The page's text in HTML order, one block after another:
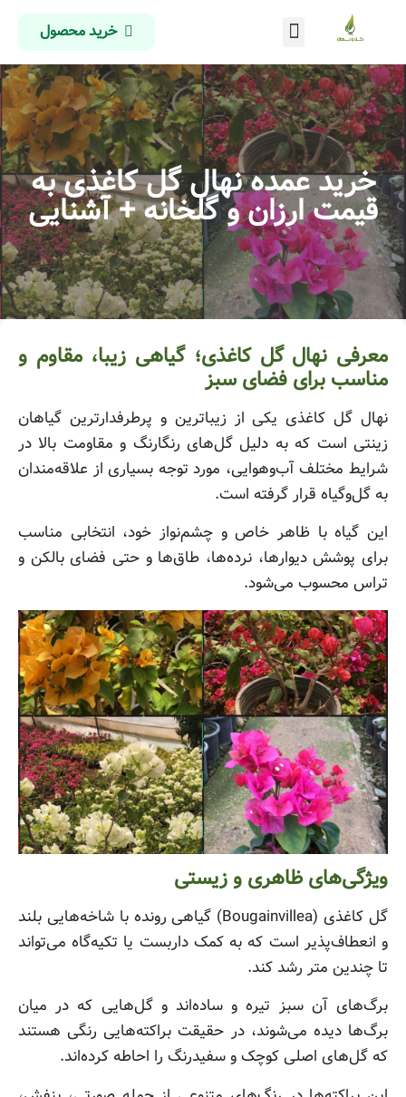
خرید محصول
خرید عمده نهال گل کاغذی به
قیمت ارزان و گلخانه + آشنایی
معرفی نهال گل کاغذی؛ گیاهی زیبا، مقاوم و
مناسب برای فضای سبز
نهال گل کاغذی یکی از زیباترین و پرطرفدارترین گیاهان
زینتی است که به دلیل گل‌های رنگارنگ و مقاومت بالا در
شرایط مختلف آب‌وهوایی، مورد توجه بسیاری از علاقه‌مندان
به گل‌وگیاه قرار گرفته است.
این گیاه با ظاهر خاص و چشم‌نواز خود، انتخابی مناسب
برای پوشش دیوارها، نرده‌ها، طاق‌ها و حتی فضای بالکن و
تراس محسوب می‌شود.
ویژگی‌های ظاهری و زیستی
گل کاغذی (Bougainvillea) گیاهی رونده با شاخه‌هایی بلند
و انعطاف‌پذیر است که به کمک داربست یا تکیه‌گاه می‌تواند
تا چندین متر رشد کند.
برگ‌های آن سبز تیره و ساده‌اند و گل‌هایی که در میان
برگ‌ها دیده می‌شوند، در حقیقت براکته‌هایی رنگی هستند
که گل‌های اصلی کوچک و سفیدرنگ را احاطه کرده‌اند.